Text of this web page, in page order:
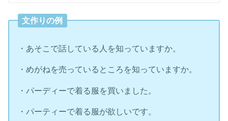
文作りの例
・あそこで話している人を知っていますか。
・めがねを売っているところを知っていますか。
・パーディーで着る服を買いました。
・パーティーで着る服が欲しいです。